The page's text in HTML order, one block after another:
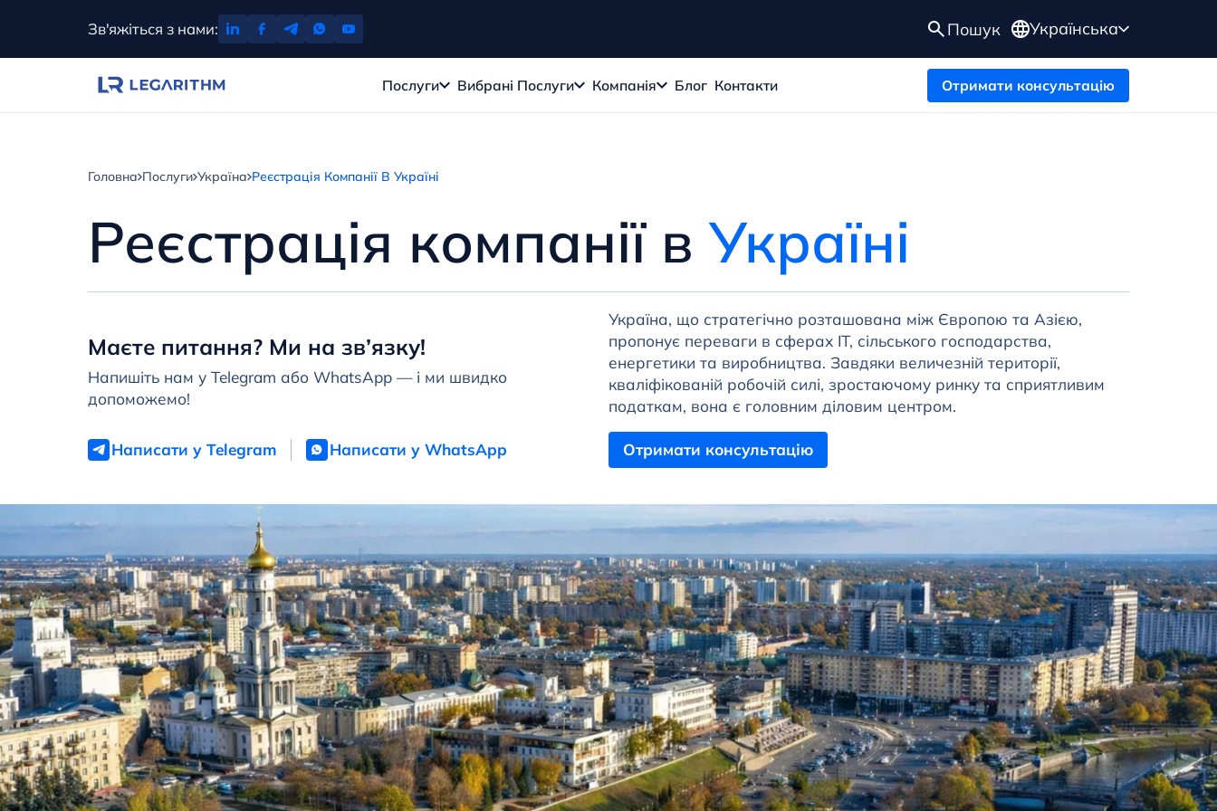
Зв'яжіться з нами: Пошук Українська
Послуги Вибрані Послуги Компанія Блог Контакти Отримати консультацію
Головна Послуги Україна Реєстрація Компанії В Україні
Реєстрація компанії в Україні
Маєте питання? Ми на зв’язку!
Напишіть нам у Telegram або WhatsApp — і ми швидко
допоможемо!
Написати у Telegram Написати у WhatsApp
Україна, що стратегічно розташована між Європою та Азією,
пропонує переваги в сферах ІТ, сільського господарства,
енергетики та виробництва. Завдяки величезній території,
кваліфікованій робочій силі, зростаючому ринку та сприятливим
податкам, вона є головним діловим центром.
Отримати консультацію